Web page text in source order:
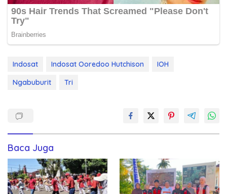
Indosat Indosat Ooredoo Hutchison
IOH
Ngabuburit
Tri
Baca Juga